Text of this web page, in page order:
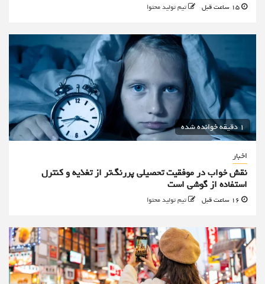
تیم تولید محتوا
1 دقیقه خوانده شده
اخبار
نقش خواب در موفقیت تحصیلی پررنگ‌تر از تغذیه و کنترل
استفاده از گوشی است
تیم تولید محتوا